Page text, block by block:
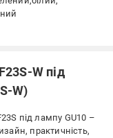
W під
W)
під лампу GU10 –
практичність,